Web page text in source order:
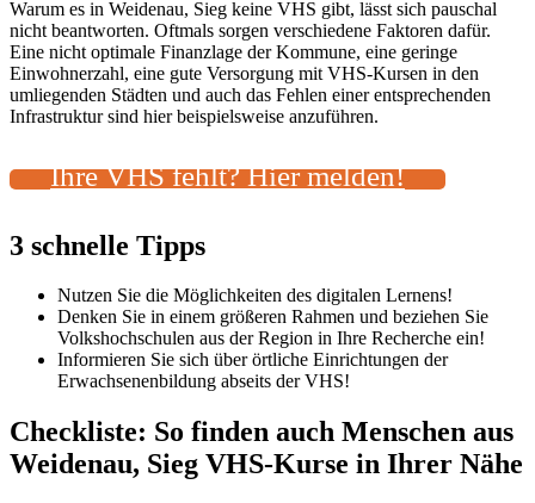
Warum es in Weidenau, Sieg keine VHS gibt, lässt sich pauschal
nicht beantworten. Oftmals sorgen verschiedene Faktoren dafür.
Eine nicht optimale Finanzlage der Kommune, eine geringe
Einwohnerzahl, eine gute Versorgung mit VHS-Kursen in den
umliegenden Städten und auch das Fehlen einer entsprechenden
Infrastruktur sind hier beispielsweise anzuführen.
Ihre VHS fehlt? Hier melden!
3 schnelle Tipps
Nutzen Sie die Möglichkeiten des digitalen Lernens!
Denken Sie in einem größeren Rahmen und beziehen Sie
Volkshochschulen aus der Region in Ihre Recherche ein!
Informieren Sie sich über örtliche Einrichtungen der
Erwachsenenbildung abseits der VHS!
Checkliste: So finden auch Menschen aus
Weidenau, Sieg VHS-Kurse in Ihrer Nähe